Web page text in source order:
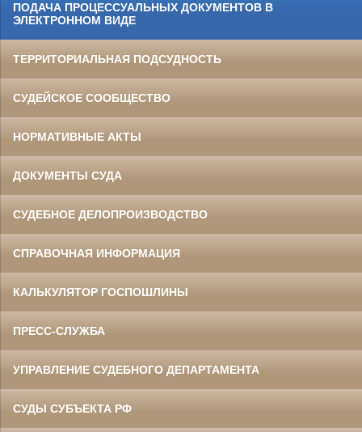
ПОДАЧА ПРОЦЕССУАЛЬНЫХ ДОКУМЕНТОВ В
ЭЛЕКТРОННОМ ВИДЕ
ТЕРРИТОРИАЛЬНАЯ ПОДСУДНОСТЬ
СУДЕЙСКОЕ СООБЩЕСТВО
НОРМАТИВНЫЕ АКТЫ
ДОКУМЕНТЫ СУДА
СУДЕБНОЕ ДЕЛОПРОИЗВОДСТВО
СПРАВОЧНАЯ ИНФОРМАЦИЯ
КАЛЬКУЛЯТОР ГОСПОШЛИНЫ
ПРЕСС-СЛУЖБА
УПРАВЛЕНИЕ СУДЕБНОГО ДЕПАРТАМЕНТА
СУДЫ СУБЪЕКТА РФ